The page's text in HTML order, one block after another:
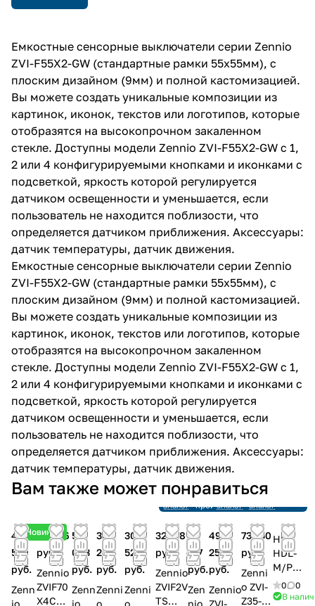
Емкостные сенсорные выключатели серии Zennio
ZVI-F55X2-GW (стандартные рамки 55х55мм), с
плоским дизайном (9мм) и полной кастомизацией.
Вы можете создать уникальные композиции из
картинок, иконок, текстов или логотипов, которые
отобразятся на высокопрочном закаленном
стекле. Доступны модели Zennio ZVI-F55X2-GW с 1,
2 или 4 конфигурируемыми кнопками и иконками с
подсветкой, яркость которой регулируется
датчиком освещенности и уменьшается, если
пользователь не находится поблизости, что
определяется датчиком приближения. Аксессуары:
датчик температуры, датчик движения.
Емкостные сенсорные выключатели серии Zennio
ZVI-F55X2-GW (стандартные рамки 55х55мм), с
плоским дизайном (9мм) и полной кастомизацией.
Вы можете создать уникальные композиции из
картинок, иконок, текстов или логотипов, которые
отобразятся на высокопрочном закаленном
стекле. Доступны модели Zennio ZVI-F55X2-GW с 1,
2 или 4 конфигурируемыми кнопками и иконками с
подсветкой, яркость которой регулируется
датчиком освещенности и уменьшается, если
пользователь не находится поблизости, что
определяется датчиком приближения. Аксессуары:
датчик температуры, датчик движения.
Вам также может понравиться
Новинка
40
559
руб.
Zenn
io
33 006
руб.
Zennio
ZVIF70
X4C
52
043
руб.
Zenn
io
38
282
руб.
Zenni
o
30
522
руб.
Zenni
o
производства
Ссылка на
32 178
руб.
Zennio
ZVIF2V
TS
Снято с
26
177
руб.
Zen
nio
производства
Ссылка на
49
250
руб.
Zennio
ZVI-
производства
Ссылка на
73 150
руб.
Zenni
o ZVI-
Z35-W
HDL
HDL-
M/PT
OL6.1
8M
0
0
В